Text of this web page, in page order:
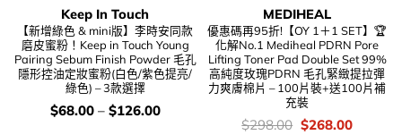
Keep In Touch
【新增綠色 & mini版】李時安同款
磨皮蜜粉！Keep in Touch Young
Pairing Sebum Finish Powder 毛孔
隱形控油定妝蜜粉(白色/紫色提亮/
綠色) – 3款選擇
價
$68.00– $126.00
MEDIHEAL
優惠碼再95折!【OY 1＋1 SET】🏆
化解No.1 Mediheal PDRN Pore
Lifting Toner Pad Double Set 99%
高純度玫瑰PDRN 毛孔緊緻提拉彈
力爽膚棉片 – 100片裝+送100片補
充裝
價
$298.00 Original
$268.00Current